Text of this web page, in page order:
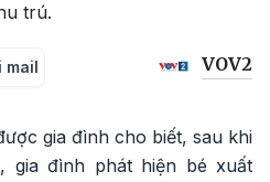
trú.
mail VOV2
gia đình cho biết, sau khi
gia đình phát hiện bé xuất